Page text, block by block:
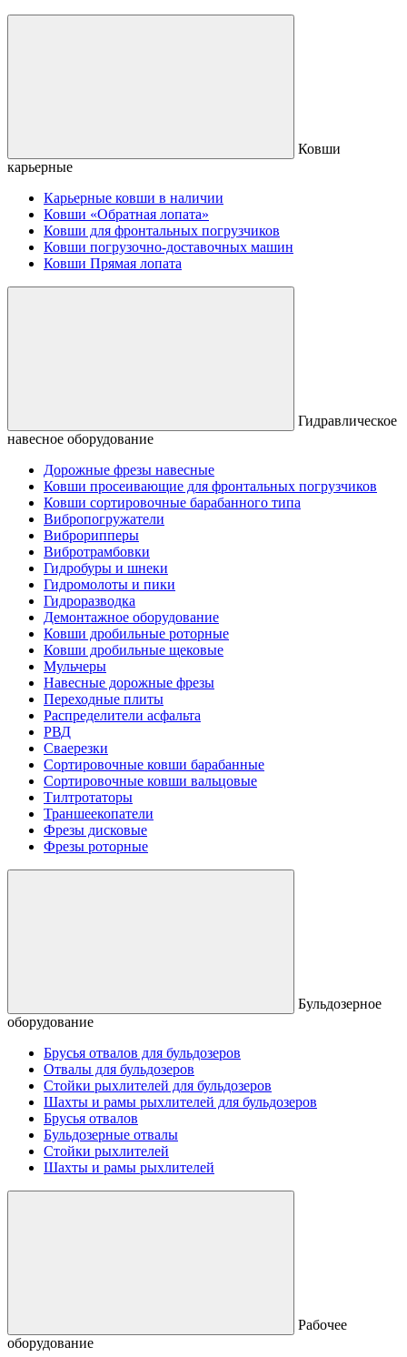
Ковши
карьерные
Карьерные ковши в наличии
Ковши «Обратная лопата»
Ковши для фронтальных погрузчиков
Ковши погрузочно-доставочных машин
Ковши Прямая лопата
Гидравлическое
навесное оборудование
Дорожные фрезы навесные
Ковши просеивающие для фронтальных погрузчиков
Ковши сортировочные барабанного типа
Вибропогружатели
Виброрипперы
Вибротрамбовки
Гидробуры и шнеки
Гидромолоты и пики
Гидроразводка
Демонтажное оборудование
Ковши дробильные роторные
Ковши дробильные щековые
Мульчеры
Навесные дорожные фрезы
Переходные плиты
Распределители асфальта
РВД
Сваерезки
Сортировочные ковши барабанные
Сортировочные ковши вальцовые
Тилтротаторы
Траншеекопатели
Фрезы дисковые
Фрезы роторные
Бульдозерное
оборудование
Брусья отвалов для бульдозеров
Отвалы для бульдозеров
Стойки рыхлителей для бульдозеров
Шахты и рамы рыхлителей для бульдозеров
Брусья отвалов
Бульдозерные отвалы
Стойки рыхлителей
Шахты и рамы рыхлителей
Рабочее
оборудование